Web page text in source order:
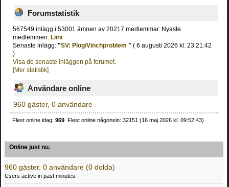
Forumstatistik
567549 inlägg i 53001 ämnen av 20217 medlemmar. Nyaste
medlemmen:Liini
Senaste inlägg:"SV: Plog/Vinchproblem" ( 6 augusti 2026 kl. 23:21:42
)
Visa de senaste inläggen på forumet.
[Mer statistik]
Användare online
960 gäster, 0 användare
Flest online idag:969 . Flest online någonsin: 32151 (16 maj 2026 kl. 09:52:43)
Online just nu.
960 gäster, 0 användare (0 dolda)
Users active in past minutes: